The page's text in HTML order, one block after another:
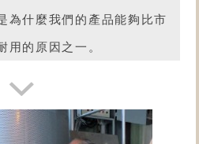
為什麼我們的產品能夠比市
的原因之一。